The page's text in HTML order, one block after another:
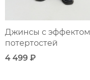
Джинсы с эффектом
потертостей
4 499 ₽